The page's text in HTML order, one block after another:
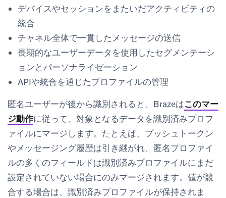
デバイスやセッションをまたいだアクティビティの
統合
チャネル全体で一貫したメッセージの送信
長期的なユーザーデータを使用したセグメンテーシ
ョンとパーソナライゼーション
APIや統合を通じたプロファイルの管理
匿名ユーザーが後から識別されると、Brazeはこのマー
ジ動作に従って、対象となるデータを識別済みプロフ
ァイルにマージします。たとえば、プッシュトークン
やメッセージング履歴は引き継がれ、匿名プロファイ
ルの多くのフィールドは識別済みプロファイルにまだ
設定されていない場合にのみマージされます。値が競
合する場合は、識別済みプロファイルが保持されま